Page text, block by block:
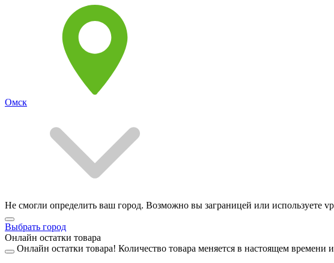
Омск
Не смогли определить ваш город. Возможно вы заграницей или используете
Выбрать город
Онлайн остатки товара
Онлайн остатки товара! Количество товара меняется в настоящем времени и